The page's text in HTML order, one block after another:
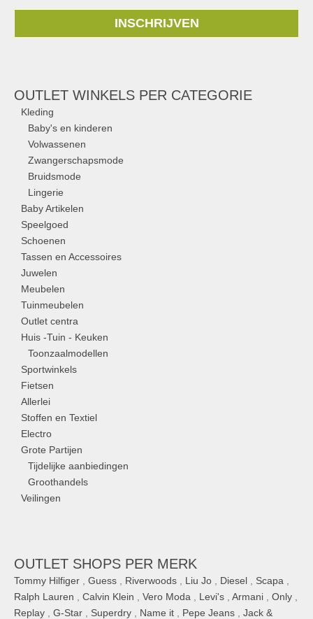
INSCHRIJVEN
OUTLET WINKELS PER CATEGORIE
Kleding
Baby's en kinderen
Volwassenen
Zwangerschapsmode
Bruidsmode
Lingerie
Baby Artikelen
Speelgoed
Schoenen
Tassen en Accessoires
Juwelen
Meubelen
Tuinmeubelen
Outlet centra
Huis -Tuin - Keuken
Toonzaalmodellen
Sportwinkels
Fietsen
Allerlei
Stoffen en Textiel
Electro
Grote Partijen
Tijdelijke aanbiedingen
Groothandels
Veilingen
OUTLET SHOPS PER MERK
Tommy Hilfiger Guess Riverwoods Liu Jo Diesel Scapa
Ralph Lauren
Calvin Klein Vero Moda Levi's Armani Only
Replay
G-Star Superdry Name it Pepe Jeans
Jack &